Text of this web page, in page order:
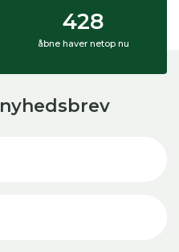
428
åbne haver netop nu